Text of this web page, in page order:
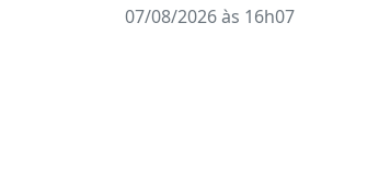
07/08/2026 às 16h07